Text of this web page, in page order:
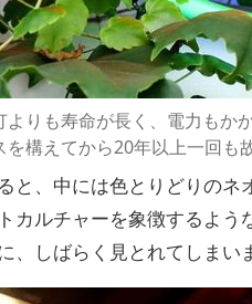
よりも寿命が長く、電力もか
を構えてから20年以上一回も
と、中には色とりどりの
カルチャーを象徴するよ
、しばらく見とれてしまい